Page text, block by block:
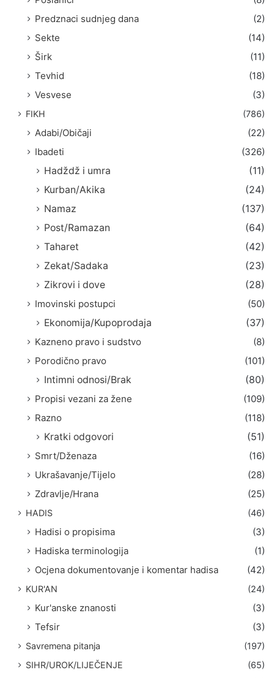
Predznaci sudnjeg dana
(2)
Sekte
(14)
Širk
(11)
Tevhid
(18)
Vesvese
(3)
FIKH (786)
Adabi/Običaji
(22)
Ibadeti
(326)
Hadždž i umra
(11)
Kurban/Akika
(24)
Namaz
(137)
Post/Ramazan
(64)
Taharet
(42)
Zekat/Sadaka
(23)
Zikrovi i dove
(28)
Imovinski postupci
(50)
Ekonomija/Kupoprodaja
(37)
Kazneno pravo i sudstvo
(8)
Porodično pravo
(101)
Intimni odnosi/Brak
(80)
Propisi vezani za žene
(109)
Razno
(118)
Kratki odgovori
(51)
Smrt/Dženaza
(16)
Ukrašavanje/Tijelo
(28)
Zdravlje/Hrana
(25)
HADIS (46)
Hadisi o propisima
(3)
Hadiska terminologija
(1)
Ocjena dokumentovanje i komentar hadisa
(42)
KUR'AN (24)
Kur'anske znanosti
(3)
Tefsir
(3)
Savremena pitanja
(197)
SIHR/UROK/LIJEČENJE
(65)